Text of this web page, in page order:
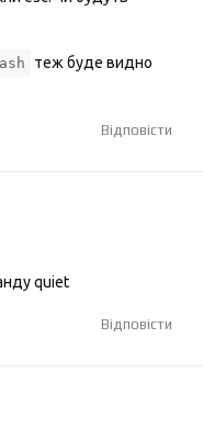
теж буде видно
Відповісти
quiet
Відповісти